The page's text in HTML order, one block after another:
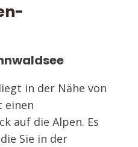
in der Nähe von
einen
auf die Alpen. Es
Sie in der